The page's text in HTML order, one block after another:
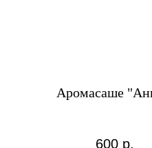
Аромасаше
600 р.